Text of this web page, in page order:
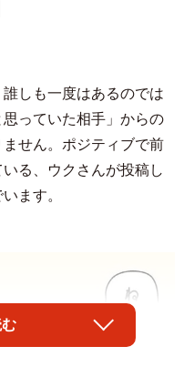
しも一度はあるのでは
っていた相手」からの
せん。ポジティブで前
る、ウクさんが投稿し
ます。